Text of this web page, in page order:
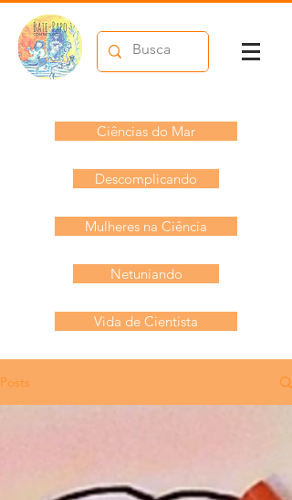
Ciências do Mar
Descomplicando
Mulheres na Ciência
Netuniando
Vida de Cientista
Posts